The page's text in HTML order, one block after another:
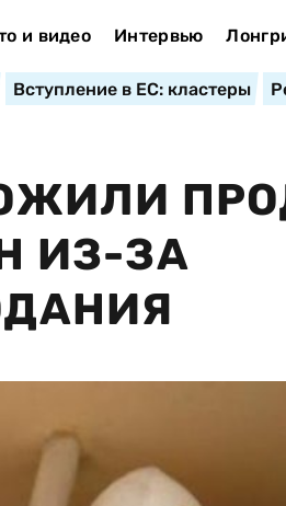
и видео Интервью
Вступление в ЕС: кластеры
ИЗ-ЗА